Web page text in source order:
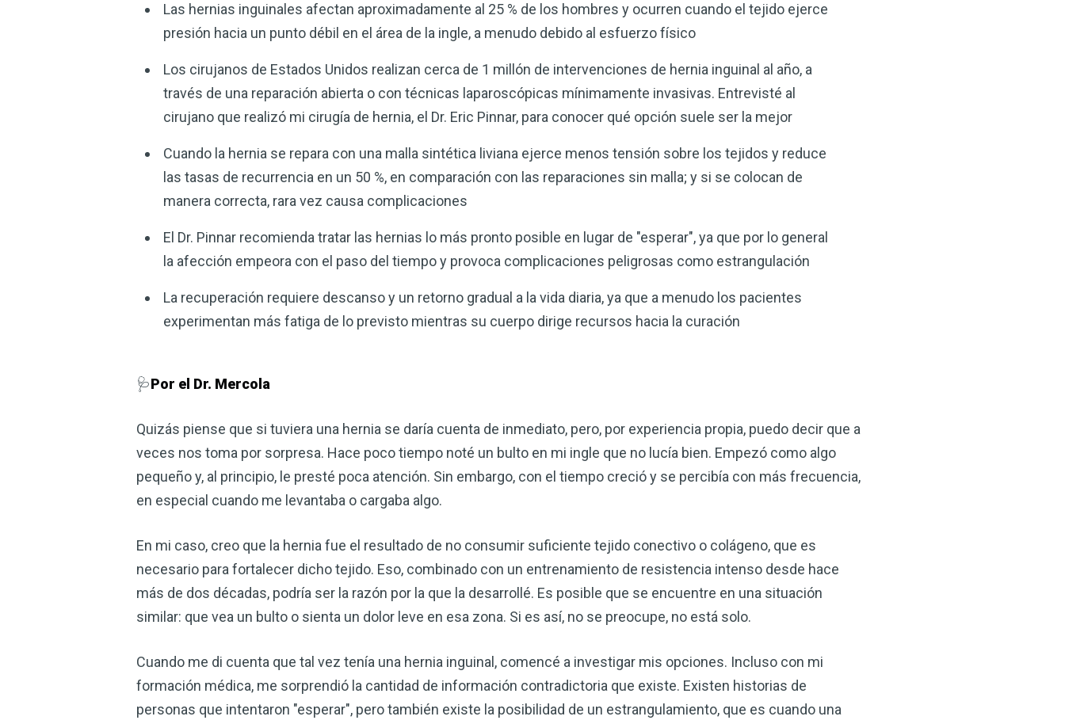
Las hernias inguinales afectan aproximadamente al 25 % de los hombres y ocurren cuando el tejido ejerce
presión hacia un punto débil en el área de la ingle, a menudo debido al esfuerzo físico
Los cirujanos de Estados Unidos realizan cerca de 1 millón de intervenciones de hernia inguinal al año, a
través de una reparación abierta o con técnicas laparoscópicas mínimamente invasivas. Entrevisté al
cirujano que realizó mi cirugía de hernia, el Dr. Eric Pinnar, para conocer qué opción suele ser la mejor
Cuando la hernia se repara con una malla sintética liviana ejerce menos tensión sobre los tejidos y reduce
las tasas de recurrencia en un 50 %, en comparación con las reparaciones sin malla; y si se colocan de
manera correcta, rara vez causa complicaciones
El Dr. Pinnar recomienda tratar las hernias lo más pronto posible en lugar de "esperar", ya que por lo general
la afección empeora con el paso del tiempo y provoca complicaciones peligrosas como estrangulación
La recuperación requiere descanso y un retorno gradual a la vida diaria, ya que a menudo los pacientes
experimentan más fatiga de lo previsto mientras su cuerpo dirige recursos hacia la curación
🩺Por el Dr. Mercola
Quizás piense que si tuviera una hernia se daría cuenta de inmediato, pero, por experiencia propia, puedo decir que a
veces nos toma por sorpresa. Hace poco tiempo noté un bulto en mi ingle que no lucía bien. Empezó como algo
pequeño y, al principio, le presté poca atención. Sin embargo, con el tiempo creció y se percibía con más frecuencia,
en especial cuando me levantaba o cargaba algo.
En mi caso, creo que la hernia fue el resultado de no consumir suficiente tejido conectivo o colágeno, que es
necesario para fortalecer dicho tejido. Eso, combinado con un entrenamiento de resistencia intenso desde hace
más de dos décadas, podría ser la razón por la que la desarrollé. Es posible que se encuentre en una situación
similar: que vea un bulto o sienta un dolor leve en esa zona. Si es así, no se preocupe, no está solo.
Cuando me di cuenta que tal vez tenía una hernia inguinal, comencé a investigar mis opciones. Incluso con mi
formación médica, me sorprendió la cantidad de información contradictoria que existe. Existen historias de
personas que intentaron "esperar", pero también existe la posibilidad de un estrangulamiento, que es cuando una